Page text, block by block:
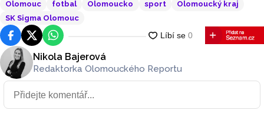
Olomouc fotbal Olomoucko sport
Olomoucký kraj
SK Sigma Olomouc
FacebookPlatforma X
WhatsApp
Nikola Bajerová
Redaktorka Olomouckého Reportu